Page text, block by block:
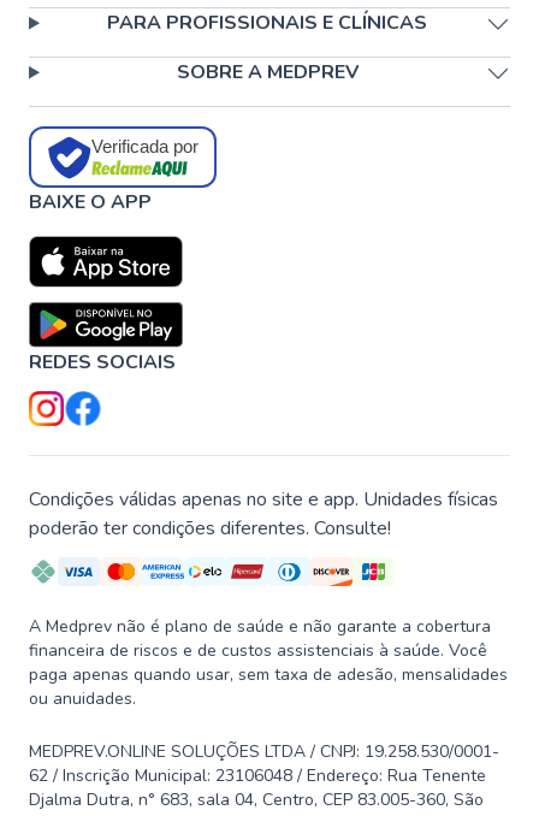
PARA PROFISSIONAIS E CLÍNICAS
SOBRE A MEDPREV
Verificada por
BAIXE O APP
REDES SOCIAIS
Condições válidas apenas no site e app. Unidades físicas
poderão ter condições diferentes. Consulte!
A Medprev não é plano de saúde e não garante a cobertura
financeira de riscos e de custos assistenciais à saúde. Você
paga apenas quando usar, sem taxa de adesão, mensalidades
ou anuidades.
MEDPREV.ONLINE SOLUÇÕES LTDA / CNPJ: 19.258.530/0001-
62 / Inscrição Municipal: 23106048 / Endereço: Rua Tenente
Djalma Dutra, n° 683, sala 04, Centro, CEP 83.005-360, São